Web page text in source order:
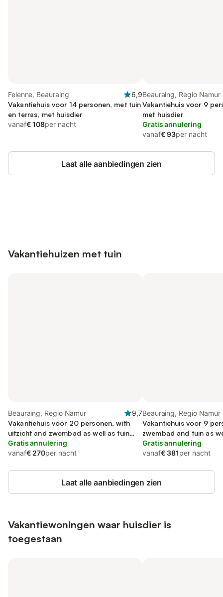
Felenne, Beauraing
6,9
Vakantiehuis voor 14 personen, met tuin
en terras, met huisdier
vanaf€ 108per nacht
Beauraing, Regio Namur
Vakantiehuis voor 9
met huisdier
Gratis annulering
vanaf€ 93per nacht
Laat alle aanbiedingen zien
Vakantiehuizen met tuin
Beauraing, Regio Namur
9,7
Vakantiehuis voor 20 personen, with
uitzicht and zwembad as well as tuin
and sauna, met huisdier
Gratis annulering
vanaf€ 270per nacht
Beauraing, Regio Namur
Vakantiehuis voor 9
zwembad and tuin as
Gratis annulering
vanaf€ 381per nacht
Laat alle aanbiedingen zien
Vakantiewoningen waar huisdier is
toegestaan